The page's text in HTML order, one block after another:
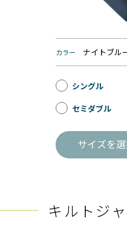
カラー ナイトブル
シングル
セミダブル
サイズを
キルトジ